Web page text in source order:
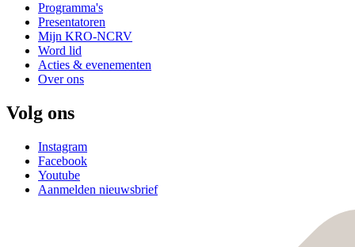
Programma's
Presentatoren
Mijn KRO-NCRV
Word lid
Acties & evenementen
Over ons
Volg ons
Instagram
Facebook
Youtube
Aanmelden nieuwsbrief